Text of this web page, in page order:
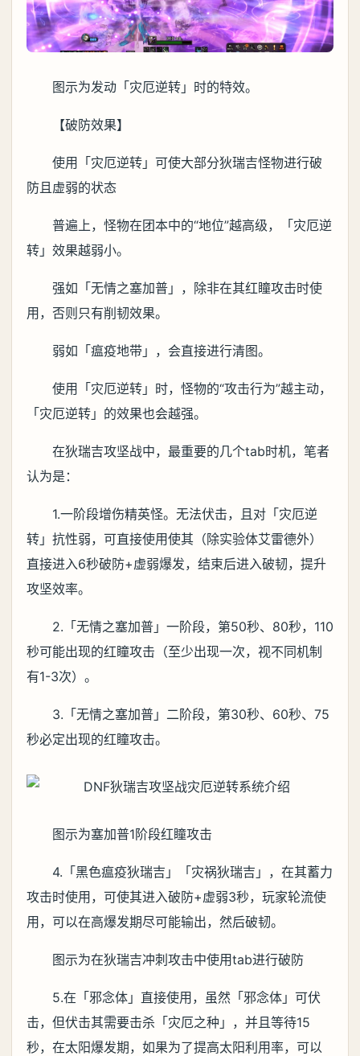
图示为发动「灾厄逆转」时的特效。
【破防效果】
使用「灾厄逆转」可使大部分狄瑞吉怪物进行破
防且虚弱的状态
普遍上，怪物在团本中的“地位”越高级，「灾厄逆
转」效果越弱小。
强如「无情之塞加普」，除非在其红瞳攻击时使
用，否则只有削韧效果。
弱如「瘟疫地带」，会直接进行清图。
使用「灾厄逆转」时，怪物的“攻击行为”越主动，
「灾厄逆转」的效果也会越强。
在狄瑞吉攻坚战中，最重要的几个tab时机，笔者
认为是：
1.一阶段增伤精英怪。无法伏击，且对「灾厄逆
转」抗性弱，可直接使用使其（除实验体艾雷德外）
直接进入6秒破防+虚弱爆发，结束后进入破韧，提升
攻坚效率。
2.「无情之塞加普」一阶段，第50秒、80秒，110
秒可能出现的红瞳攻击（至少出现一次，视不同机制
有1-3次）。
3.「无情之塞加普」二阶段，第30秒、60秒、75
秒必定出现的红瞳攻击。
图示为塞加普1阶段红瞳攻击
4.「黑色瘟疫狄瑞吉」「灾祸狄瑞吉」，在其蓄力
攻击时使用，可使其进入破防+虚弱3秒，玩家轮流使
用，可以在高爆发期尽可能输出，然后破韧。
图示为在狄瑞吉冲刺攻击中使用tab进行破防
5.在「邪念体」直接使用，虽然「邪念体」可伏
击，但伏击其需要击杀「灾厄之种」，并且等待15
秒，在太阳爆发期，如果为了提高太阳利用率，可以